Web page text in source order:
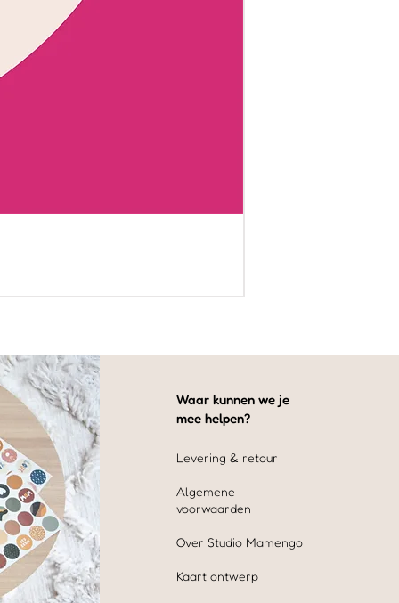
Waar kunnen we je
mee helpen?
Levering & retour
Algemene
voorwaarden
Over Studio Mamengo
Kaart ontwerp